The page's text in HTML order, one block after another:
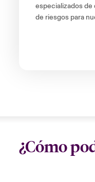
especializados
de riesgos para
¿Cómo